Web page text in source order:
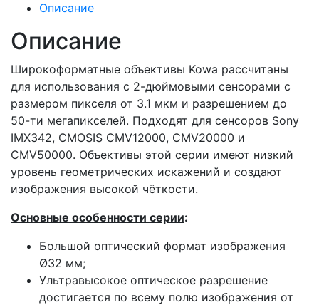
Описание
Описание
Широкоформатные объективы Kowa рассчитаны
для использования с 2-дюймовыми сенсорами с
размером пикселя от 3.1 мкм и разрешением до
50-ти мегапикселей. Подходят для сенсоров Sony
IMX342, CMOSIS CMV12000, CMV20000 и
CMV50000. Объективы этой серии имеют низкий
уровень геометрических искажений и создают
изображения высокой чёткости.
Основные особенности серии:
Большой оптический формат изображения
Ø32 мм;
Ультравысокое оптическое разрешение
достигается по всему полю изображения от